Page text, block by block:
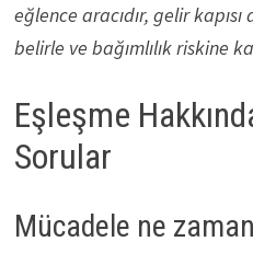
eğlence aracıdır, gelir kapısı
belirle ve bağımlılık riskine
Eşleşme
Sorular
Mücadele ne